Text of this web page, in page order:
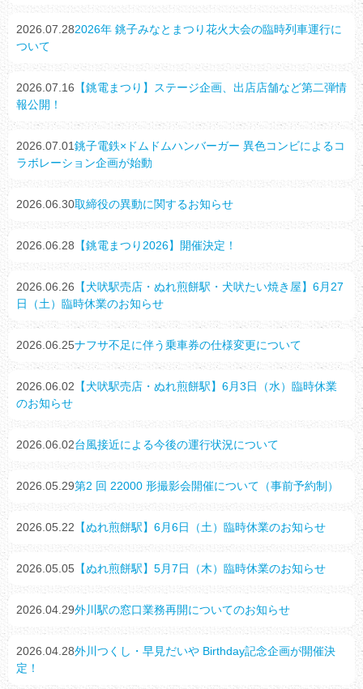
2026.07.282026年 銚子みなとまつり花火大会の臨時列車運行に
ついて
2026.07.16 【銚電まつり】ステージ企画、出店店舗など第二弾情
報公開！
2026.07.01銚子電鉄×ドムドムハンバーガー 異色コンビによるコ
ラボレーション企画が始動
2026.06.30取締役の異動に関するお知らせ
2026.06.28 【銚電まつり2026】開催決定！
2026.06.26 【犬吠駅売店・ぬれ煎餅駅・犬吠たい焼き屋】6月27
日（土）臨時休業のお知らせ
2026.06.25ナフサ不足に伴う乗車券の仕様変更について
2026.06.02 【犬吠駅売店・ぬれ煎餅駅】6月3日（水）臨時休業
のお知らせ
2026.06.02台風接近による今後の運行状況について
2026.05.29第2 回 22000 形撮影会開催について（事前予約制）
2026.05.22 【ぬれ煎餅駅】6月6日（土）臨時休業のお知らせ
2026.05.05 【ぬれ煎餅駅】5月7日（木）臨時休業のお知らせ
2026.04.29外川駅の窓口業務再開についてのお知らせ
2026.04.28外川つくし・早見だいや Birthday記念企画が開催決
定！